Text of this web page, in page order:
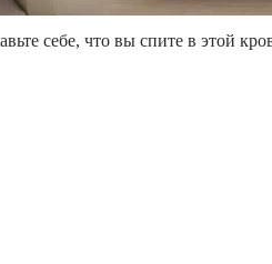
себе, что вы спите в этой